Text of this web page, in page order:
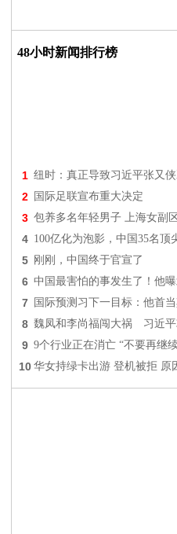
48小时新闻排行榜
1 纽时：真正导致习近平张又
2 国际足联宣布重大决定
3 包养多名年轻男子 上海女副
4 100亿化为泡影，中国35名顶
5 刚刚，中国终于官宣了
6 中国最害怕的事发生了！他
7 国际预测习下一目标：他首
8 魏凤和李尚福闯大祸 习近平
9 9个行业正在消亡 “不要再继
10 华女持绿卡出游 登机被拒